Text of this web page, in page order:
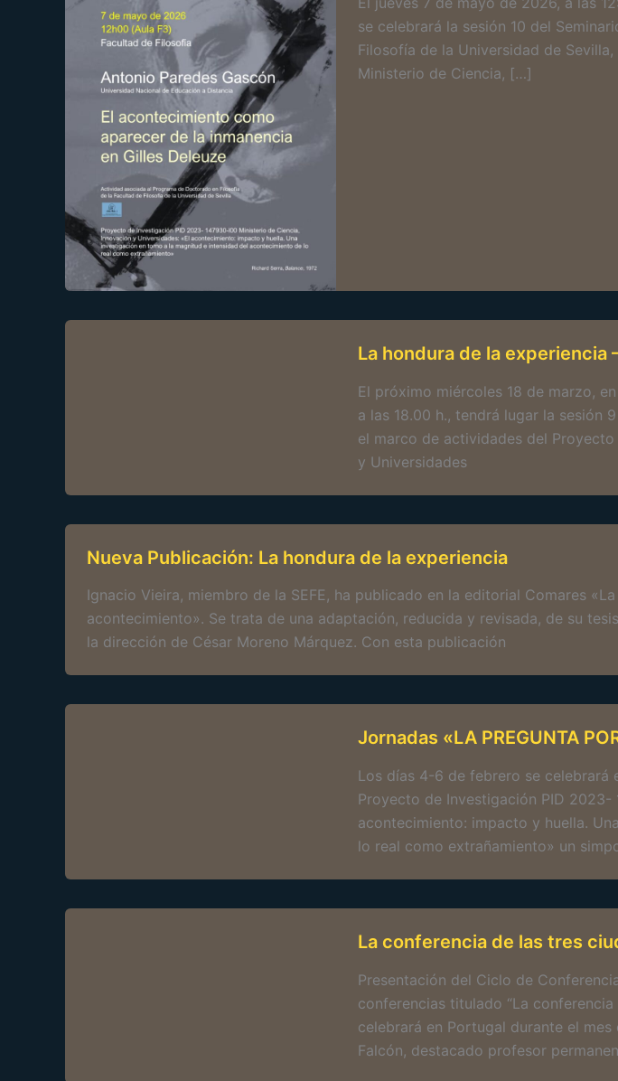
se celebrará la sesión 10 del
Filosofía de la Universidad de
Ministerio de Ciencia, […]
La hondura de la experiencia
El próximo miércoles 18 de marzo,
a las 18.00 h., tendrá lugar la sesión
el marco de actividades del
y Universidades
Nueva Publicación: La hondura de la experiencia
Ignacio Vieira, miembro de la SEFE, ha publicado en la editorial Comares
acontecimiento». Se trata de una adaptación, reducida y revisada, de su
la dirección de César Moreno Márquez. Con esta publicación
Jornadas «LA PREGUNTA
Los días 4-6 de febrero se celebrará
Proyecto de Investigación PID
acontecimiento: impacto y huella.
lo real como extrañamiento» un
La conferencia de las tres
Presentación del Ciclo de
conferencias titulado “La
celebrará en Portugal durante el
Falcón, destacado profesor